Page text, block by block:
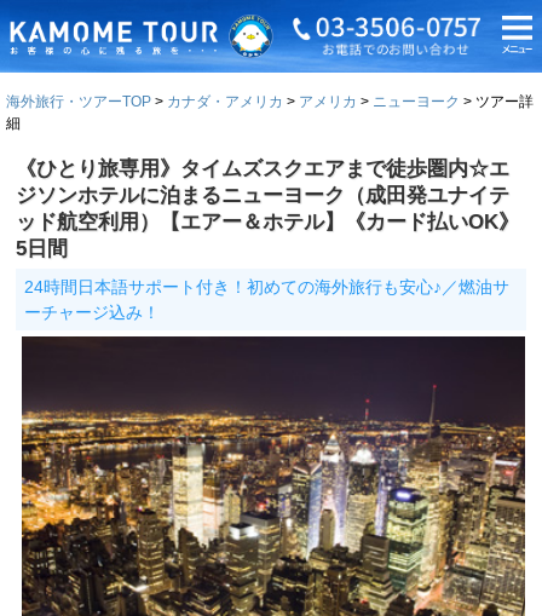
海外旅行・ツアーTOP カナダ・アメリカ アメリカ ニューヨーク
ツアー詳
細
《ひとり旅専用》タイムズスクエアまで徒歩圏内☆エ
ジソンホテルに泊まるニューヨーク（成田発ユナイテ
ッド航空利用）【エアー＆ホテル】《カード払いOK》
5日間
24時間日本語サポート付き！初めての海外旅行も安心♪／燃油サ
ーチャージ込み！